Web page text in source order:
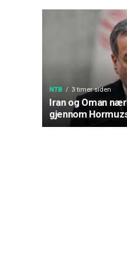
NTB 3 timer siden
Iran og Oman
gjennom